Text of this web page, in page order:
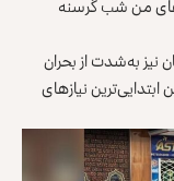
نیز به‌‌شدت از بحران
نیازهای